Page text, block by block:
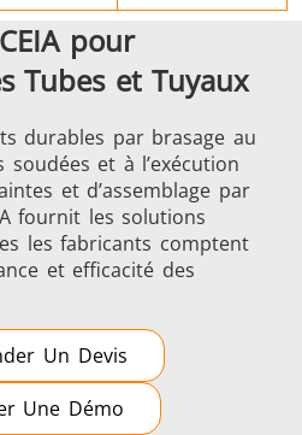
pour
Tubes et Tuyaux
durables par brasage au
et à l’exécution
et d’assemblage par
fournit les solutions
les fabricants comptent
et efficacité des
Un Devis
Une Démo